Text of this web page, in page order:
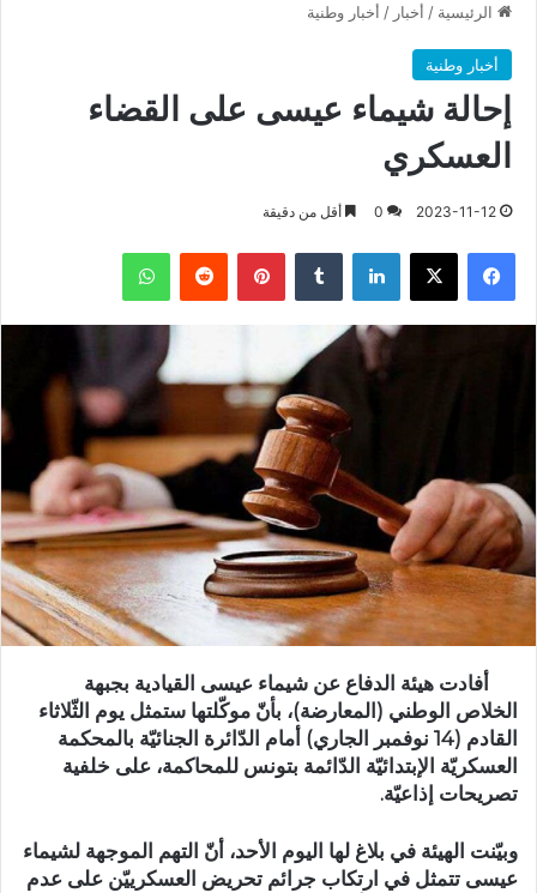
الرئيسية / أخبار / أخبار وطنية
أخبار وطنية
إحالة شيماء عيسى على القضاء
العسكري
2023-11-12
0 أقل من دقيقة
فيسبوك X لينكدإن بينتيريست واتساب
أفادت هيئة الدفاع عن شيماء عيسى القيادية بجبهة
الخلاص الوطني (المعارضة)، بأنّ موكّلتها ستمثل يوم الثّلاثاء
القادم (14 نوفمبر الجاري) أمام الدّائرة الجنائيّة بالمحكمة
العسكريّة الإبتدائيّة الدّائمة بتونس للمحاكمة، على خلفية
تصريحات إذاعيّة.
وبيّنت الهيئة في بلاغ لها اليوم الأحد، أنّ التهم الموجهة لشيماء
عيسى تتمثل في ارتكاب جرائم تحريض العسكرييّن على عدم